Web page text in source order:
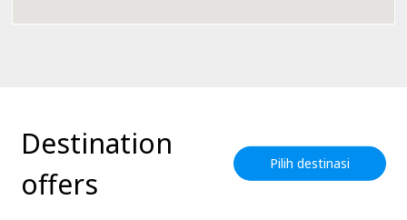
Destination
offers
Pilih destinasi